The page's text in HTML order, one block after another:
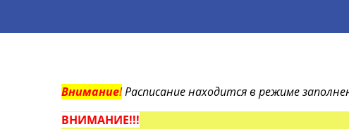
Внимание!Расписание находится в режиме
ВНИМАНИЕ!!!